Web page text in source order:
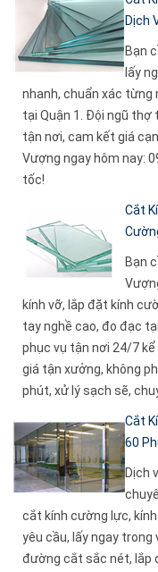
Dịch
Bạn
lấy
nhanh, chuẩn xác từng
tại Quận 1. Đội ngũ thợ
tận nơi, cam kết giá
Vượng ngay hôm nay:
tốc!
Cắt
Bạn
kính vỡ, lắp đặt kính
tay nghề cao, đo đạc
phục vụ tận nơi 24/7
giá tận xưởng, không
phút, xử lý sạch sẽ,
Cắt
60
Dịch
cắt kính cường lực,
yêu cầu, lấy ngay
đường cắt sắc nét, lắp